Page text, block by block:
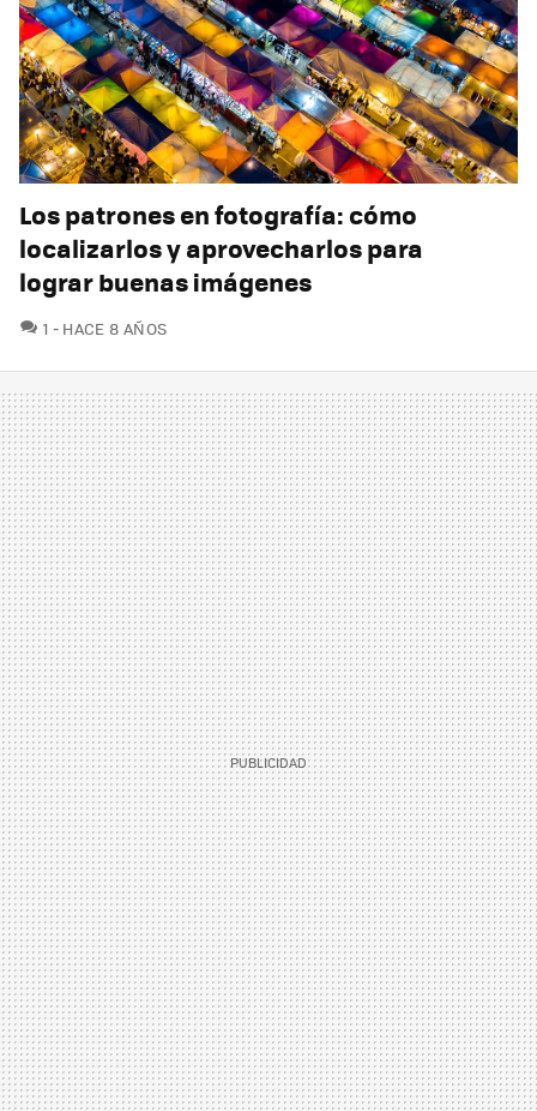
Los patrones en fotografía: cómo
localizarlos y aprovecharlos para
lograr buenas imágenes
1 COMENTARIOS
HACE 8 AÑOS